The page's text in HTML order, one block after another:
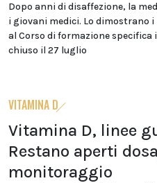
Dopo anni di disaffezione, la
i giovani medici. Lo dimostrano
al Corso di formazione
chiuso il 27 luglio
VITAMINA D
Vitamina D, linee
Restano aperti
monitoraggio